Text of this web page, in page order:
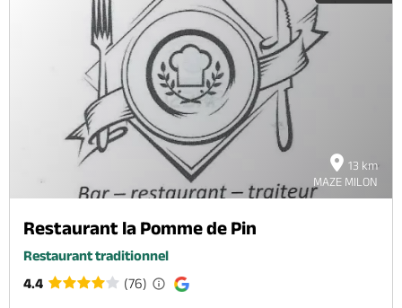
13 km
MAZE MILON
Restaurant la Pomme de Pin
Restaurant traditionnel
4.4
(76)